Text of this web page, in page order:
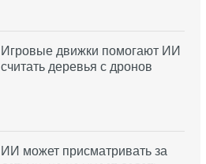
Игровые движки помогают ИИ
считать деревья с дронов
ИИ может присматривать за